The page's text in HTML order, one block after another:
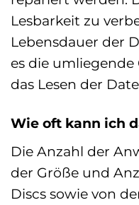
Lesbarkeit zu
Lebensdauer der
es die
das Lesen der
Wie oft kann ich
Die Anzahl der
der Größe und
Discs sowie von